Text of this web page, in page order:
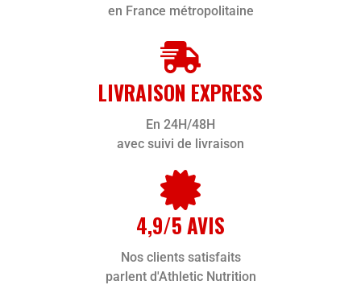
en France métropolitaine
LIVRAISON EXPRESS
En 24H/48H
avec suivi de livraison
4,9/5 AVIS
Nos clients satisfaits
parlent d'Athletic Nutrition